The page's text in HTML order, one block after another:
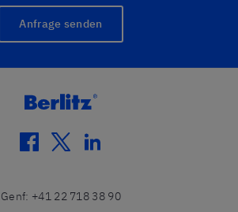
Anfrage senden
facebook
twitterlinkedin
Genf: +41 22 718 38 90